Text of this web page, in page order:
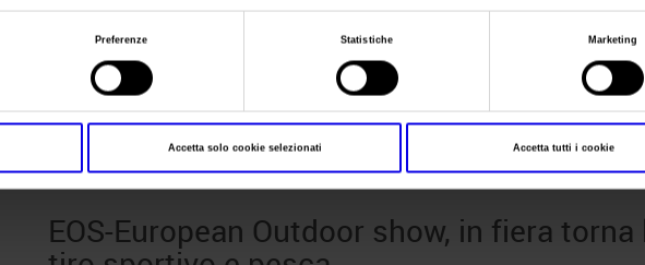
Preferenze Statistiche Marketing
Accetta solo cookie selezionati Accetta tutti i cookie
sportivo e pesca
Posts Tagged:veronafiere fiera delle pesca
EOS-European Outdoor show, in fiera